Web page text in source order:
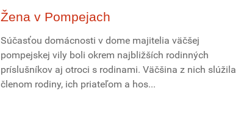
Žena v Pompejach
Súčasťou domácnosti v dome majitelia väčšej
pompejskej vily boli okrem najbližších rodinných
príslušníkov aj otroci s rodinami. Väčšina z nich slúžila
členom rodiny, ich priateľom a hos...